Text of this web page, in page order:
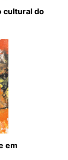
cultural do
em